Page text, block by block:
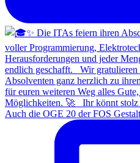
Auch die OGE 20 der FOS